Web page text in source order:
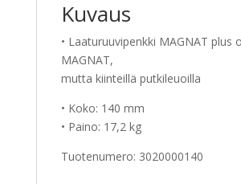
Kuvaus
• Laaturuuvipenkki MAGNAT plus
MAGNAT,
mutta kiinteillä putkileuoilla
• Koko: 140 mm
• Paino: 17,2 kg
Tuotenumero: 3020000140